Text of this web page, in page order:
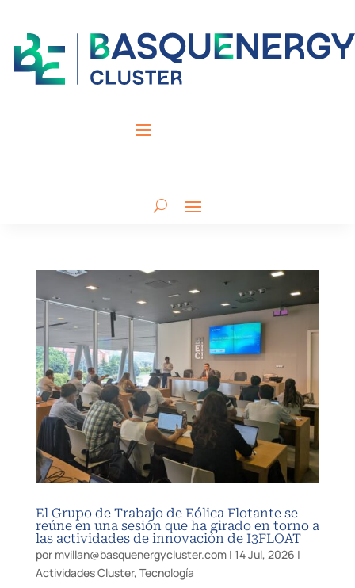
El Grupo de Trabajo de Eólica Flotante se
reúne en una sesión que ha girado en torno a
las actividades de innovación de I3FLOAT
por mvillan@basquenergycluster.com| 14 Jul, 2026 |
Actividades Cluster, Tecnología